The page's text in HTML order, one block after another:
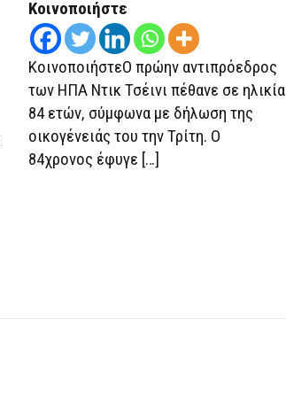
Κοινοποιήστε
ΚοινοποιήστεΟ πρώην αντιπρόεδρος
των ΗΠΑ Ντικ Τσέινι πέθανε σε ηλικία
84 ετών, σύμφωνα με δήλωση της
οικογένειάς του την Τρίτη. Ο
84χρονος έφυγε […]